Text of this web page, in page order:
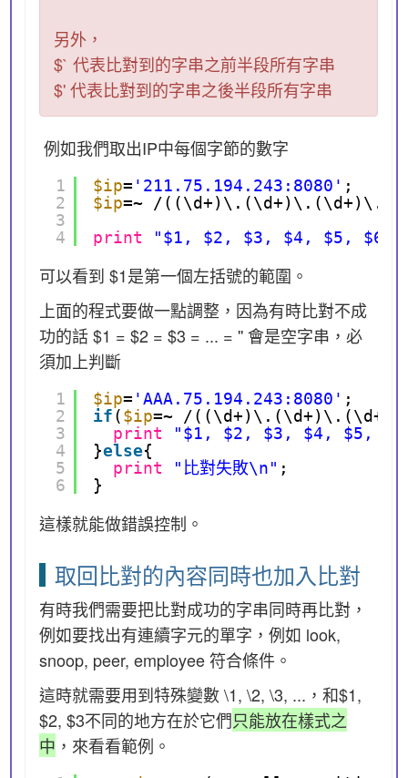
另外，
$` 代表比對到的字串之前半段所有字串
$' 代表比對到的字串之後半段所有字串
例如我們取出IP中每個字節的數字
1
2
3
4
$ip= '211.75.194.243:8080' ;
$ip=~ /
print
"$1, $2, $3, $4, $5,
可以看到 $1是第一個左括號的範圍。
上面的程式要做一點調整，因為有時比對不成
功的話 $1 = $2 = $3 = ... = '' 會是空字串，必
須加上判斷
1
2
3
4
5
6
$ip= 'AAA.75.194.243:8080' ;
if($ip=~ /
print
"$1, $2, $3, $4, $5,
}else{
print
"比對失敗\n" ;
}
這樣就能做錯誤控制。
取回比對的內容同時也加入比對
有時我們需要把比對成功的字串同時再比對，
例如要找出有連續字元的單字，例如 look,
snoop, peer, employee 符合條件。
這時就需要用到特殊變數 \1, \2, \3, ...，和$1,
$2, $3不同的地方在於它們只能放在樣式之
中 ，來看看範例。